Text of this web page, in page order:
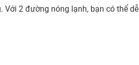
2 đường nóng lạnh, bạn có thể